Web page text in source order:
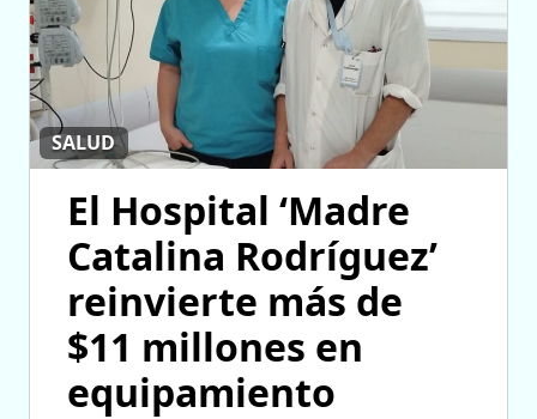
SALUD
El Hospital ‘Madre
Catalina Rodríguez’
reinvierte más de
$11 millones en
equipamiento